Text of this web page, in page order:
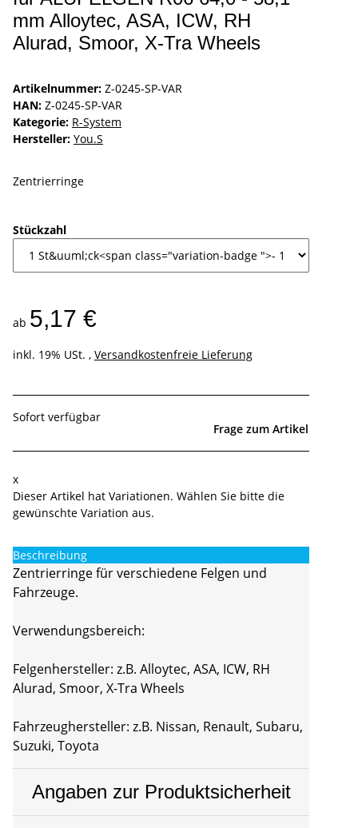
mm Alloytec, ASA, ICW, RH
Alurad, Smoor, X-Tra Wheels
Artikelnummer: Z-0245-SP-VAR
HAN: Z-0245-SP-VAR
Kategorie: R-System
Hersteller: You.S
Zentrierringe
Stückzahl
ab 5,17 €
inkl. 19% USt. , Versandkostenfreie Lieferung
Sofort verfügbar
Frage zum Artikel
x
Dieser Artikel hat Variationen. Wählen Sie bitte die
gewünschte Variation aus.
Beschreibung
Zentrierringe für verschiedene Felgen und
Fahrzeuge.
Verwendungsbereich:
Felgenhersteller: z.B. Alloytec, ASA, ICW, RH
Alurad, Smoor, X-Tra Wheels
Fahrzeughersteller: z.B. Nissan, Renault, Subaru,
Suzuki, Toyota
Angaben zur Produktsicherheit